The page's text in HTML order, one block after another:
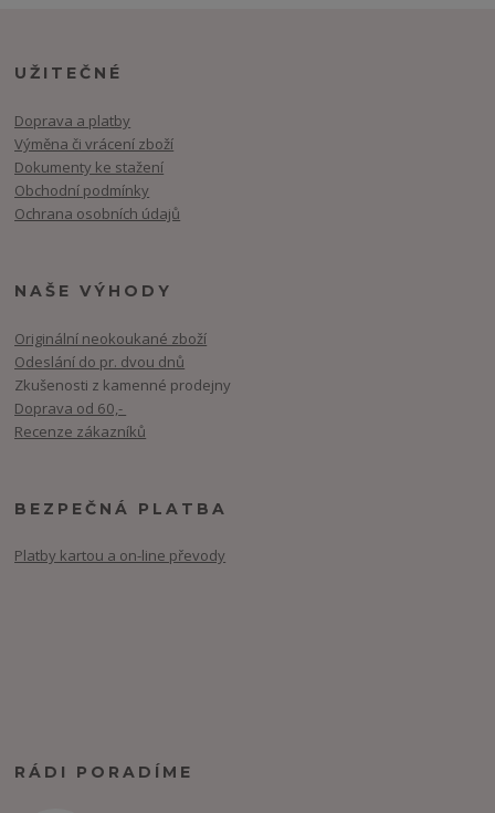
UŽITEČNÉ
Doprava a platby
Výměna či vrácení zboží
Dokumenty ke stažení
Obchodní podmínky
Ochrana osobních údajů
NAŠE VÝHODY
Originální neokoukané zboží
Odeslání do pr. dvou dnů
Zkušenosti z kamenné prodejny
Doprava od 60,-
Recenze zákazníků
BEZPEČNÁ PLATBA
Platby kartou a on-line převody
RÁDI PORADÍME